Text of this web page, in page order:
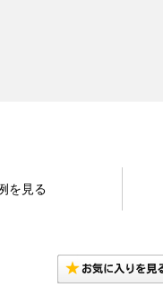
を見る